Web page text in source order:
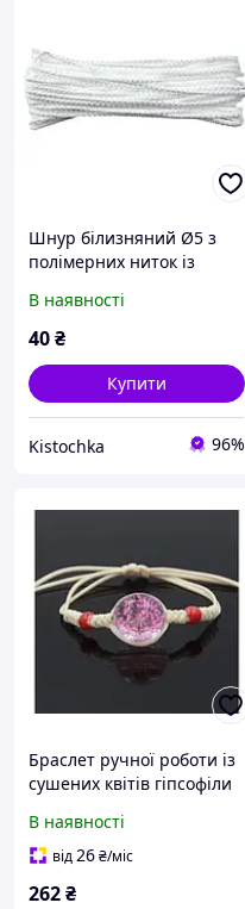
Шнур білизняний Ø5 з
полімерних ниток із
(кольори різні)
В наявності
40₴
Купити
Kistochka 96%
Браслет ручної роботи із
сушених квітів гіпсофіли
В наявності
від26₴/міс
262₴